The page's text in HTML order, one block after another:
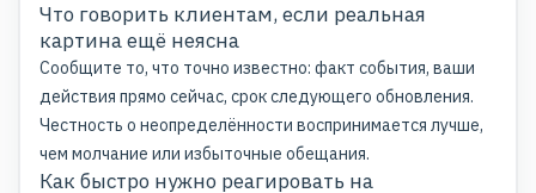
Что говорить клиентам, если реальная
картина ещё неясна
Сообщите то, что точно известно: факт события, ваши
действия прямо сейчас, срок следующего обновления.
Честность о неопределённости воспринимается лучше,
чем молчание или избыточные обещания.
Как быстро нужно реагировать на